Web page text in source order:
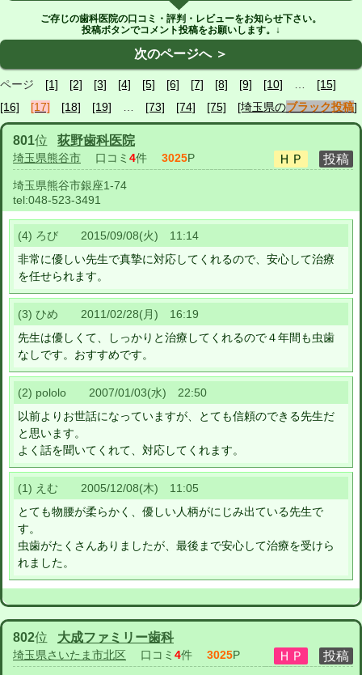
ご存じの歯科医院の口コミ・評判・レビューをお知らせ下さい。
投稿ボタンでコメント投稿をお願いします。↓
次のページへ ＞
ページ [1] [2] [3] [4] [5] [6] [7] [8] [9] [10] … [15]
[16]
[17] [18] [19] … [73] [74] [75] [埼玉県のブラック投稿]
801位 荻野歯科医院
埼玉県熊谷市 口コミ 4件 3025P
埼玉県熊谷市銀座1-74
tel:048-523-3491
(4) ろび 2015/09/08(火) 11:14
非常に優しい先生で真摯に対応してくれるので、安心して治療
を任せられます。
(3) ひめ 2011/02/28(月) 16:19
先生は優しくて、しっかりと治療してくれるので４年間も虫歯
なしです。おすすめです。
(2) pololo 2007/01/03(水) 22:50
以前よりお世話になっていますが、とても信頼のできる先生だ
と思います。
よく話を聞いてくれて、対応してくれます。
(1) えむ 2005/12/08(木) 11:05
とても物腰が柔らかく、優しい人柄がにじみ出ている先生で
す。
虫歯がたくさんありましたが、最後まで安心して治療を受けら
れました。
802位 大成ファミリー歯科
埼玉県さいたま市北区 口コミ 4件 3025P